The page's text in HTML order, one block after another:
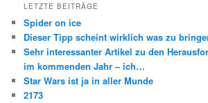
LETZTE BEITRÄGE
Spider on ice
Dieser Tipp scheint wirklich was zu
Sehr interessanter Artikel zu den
im kommenden Jahr – ich…
Star Wars ist ja in aller Munde
2173